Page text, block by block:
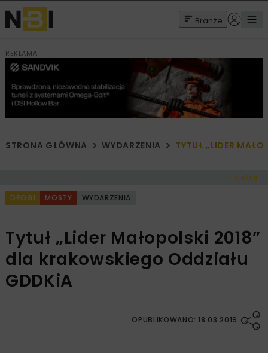
Branże
REKLAMA
STRONA GŁÓWNA WYDARZENIA TYTUŁ „LIDER
< Cofnij
DROGI MOSTY WYDARZENIA
Tytuł „Lider Małopolski 2018”
dla krakowskiego Oddziału
GDDKiA
OPUBLIKOWANO: 18.03.2019